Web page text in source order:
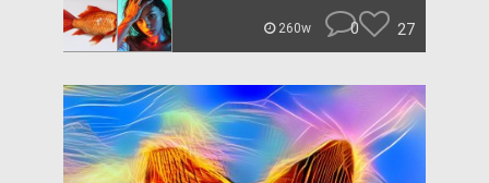
260w 0 27